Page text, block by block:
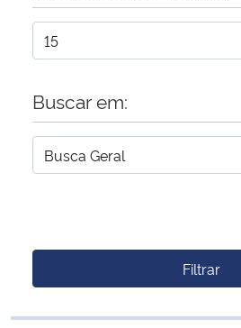
Buscar em:
Filtrar